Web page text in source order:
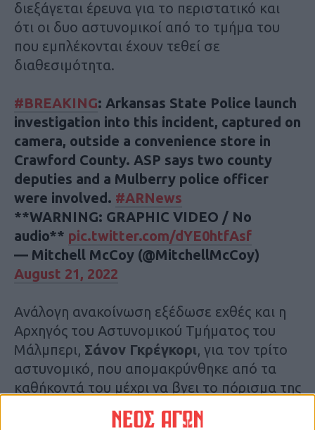
διεξάγεται έρευνα για το περιστατικό και
ότι οι δυο αστυνομικοί από το τμήμα του
που εμπλέκονται έχουν τεθεί σε
διαθεσιμότητα.
#BREAKING: Arkansas State Police launch
investigation into this incident, captured on
camera, outside a convenience store in
Crawford County. ASP says two county
deputies and a Mulberry police officer
were involved. #ARNews
**WARNING: GRAPHIC VIDEO / No
audio** pic.twitter.com/dYE0htfAsf
— Mitchell McCoy (@MitchellMcCoy)
August 21, 2022
Ανάλογη ανακοίνωση εξέδωσε εχθές και η
Αρχηγός του Αστυνομικού Τμήματος του
Μάλμπερι, Σάνον Γκρέγκορι, για τον τρίτο
αστυνομικό, που απομακρύνθηκε από τα
καθήκοντά του μέχρι να βγει το πόρισμα της